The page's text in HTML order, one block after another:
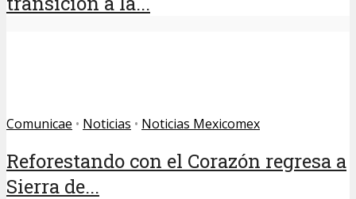
Comunicae • Noticias • Noticias Mexicomex
Reforestando con el Corazón regresa a
Sierra de...